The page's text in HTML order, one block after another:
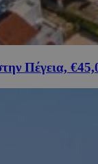
Πέγεια,